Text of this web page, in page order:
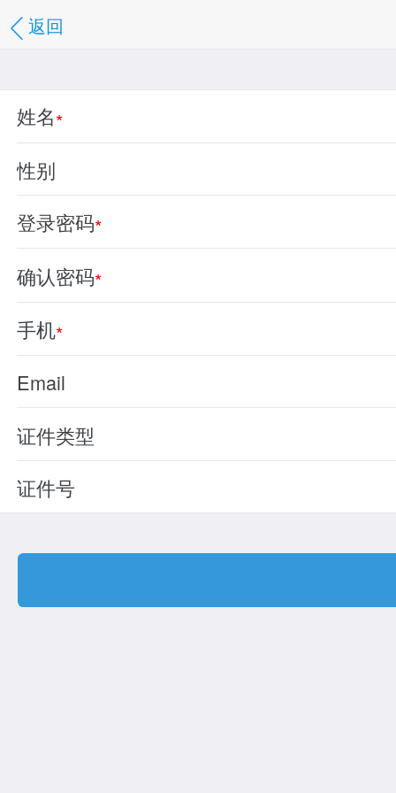
返回
姓名*
性别
登录密码*
确认密码*
手机*
Email
证件类型
证件号